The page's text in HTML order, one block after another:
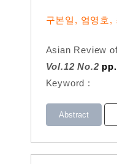
구본일, 엄영호,
Asian Review
Vol.12 No.2
Keyword :
Abstract